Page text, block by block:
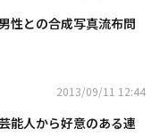
性との合成写真流布問
2013/09/11 12:44
能人から好意のある連